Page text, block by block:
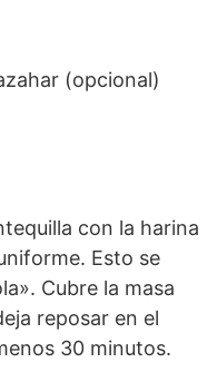
(opcional)
con la harina
Esto se
Cubre la masa
reposar en el
30 minutos.